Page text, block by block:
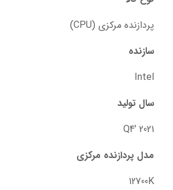
پردازنده مرکزی (CPU)
سازنده
Intel
سال تولید
Q4' 2021
مدل پردازنده مرکزی
12700K